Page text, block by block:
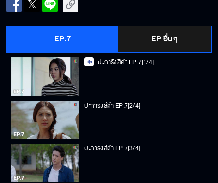
EP.7 EP อื่นๆ
ปะการังสีดำ EP.7[1/4]
ปะการังสีดำ EP.7[2/4]
ปะการังสีดำ EP.7[3/4]